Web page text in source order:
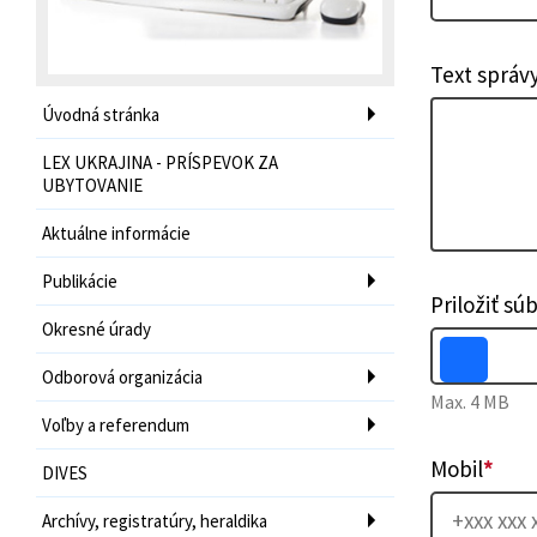
Úvodná stránka
LEX UKRAJINA - PRÍSPEVOK ZA
UBYTOVANIE
Aktuálne informácie
Publikácie
Okresné úrady
Odborová organizácia
Voľby a referendum
DIVES
Archívy, registratúry, heraldika
Text
Priložiť
Max. 4 MB
Mobil*